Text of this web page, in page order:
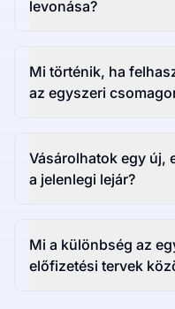
levonása?
Mi történik, ha
az egyszeri
Vásárolhatok egy új,
a jelenlegi lejár?
Mi a különbség az
előfizetési tervek